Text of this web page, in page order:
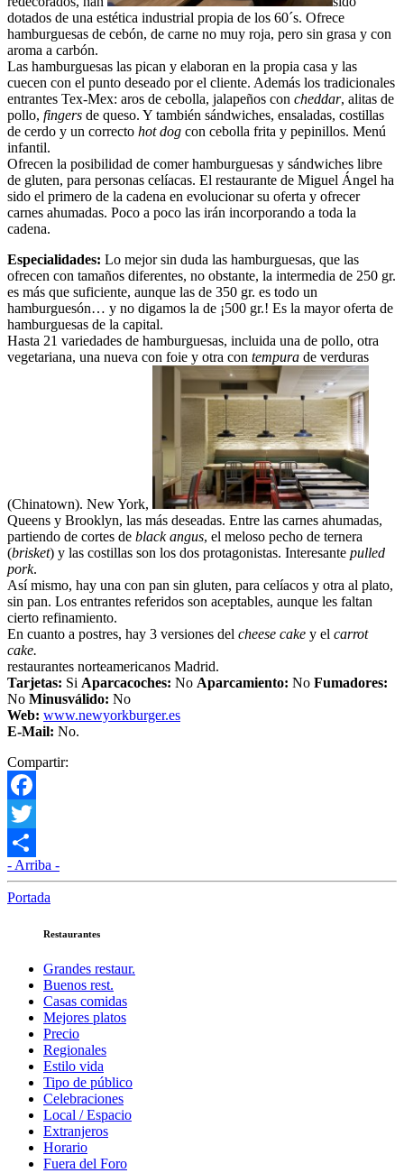
dotados de una estética industrial propia de los 60´s. Ofrece
hamburguesas de cebón, de carne no muy roja, pero sin grasa y con
aroma a carbón.
Las hamburguesas las pican y elaboran en la propia casa y las
cuecen con el punto deseado por el cliente. Además los tradicionales
entrantes Tex-Mex: aros de cebolla, jalapeños con cheddar, alitas de
pollo, fingers de queso. Y también sándwiches, ensaladas, costillas
de cerdo y un correcto hot dog con cebolla frita y pepinillos. Menú
infantil.
Ofrecen la posibilidad de comer hamburguesas y sándwiches libre
de gluten, para personas celíacas. El restaurante de Miguel Ángel ha
sido el primero de la cadena en evolucionar su oferta y ofrecer
carnes ahumadas. Poco a poco las irán incorporando a toda la
cadena.
Especialidades: Lo mejor sin duda las hamburguesas, que las
ofrecen con tamaños diferentes, no obstante, la intermedia de 250 gr.
es más que suficiente, aunque las de 350 gr. es todo un
hamburguesón… y no digamos la de ¡500 gr.! Es la mayor oferta de
hamburguesas de la capital.
Hasta 21 variedades de hamburguesas, incluida una de pollo, otra
vegetariana, una nueva con foie y otra con tempura de verduras
(Chinatown). New York,
Queens y Brooklyn, las más deseadas. Entre las carnes ahumadas,
partiendo de cortes de black angus, el meloso pecho de ternera
(brisket) y las costillas son los dos protagonistas. Interesante pulled
pork.
Así mismo, hay una con pan sin gluten, para celíacos y otra al plato,
sin pan. Los entrantes referidos son aceptables, aunque les faltan
cierto refinamiento.
En cuanto a postres, hay 3 versiones del cheese cake y el carrot
cake.
restaurantes norteamericanos Madrid.
Tarjetas: Si Aparcacoches: No Aparcamiento: No Fumadores:
No Minusválido: No
Web: www.newyorkburger.es
E-Mail: No.
Compartir:
Facebook
Twitter
Compartir
- Arriba -
Portada
Restaurantes
Grandes restaur.
Buenos rest.
Casas comidas
Mejores platos
Precio
Regionales
Estilo vida
Tipo de público
Celebraciones
Local / Espacio
Extranjeros
Horario
Fuera del Foro